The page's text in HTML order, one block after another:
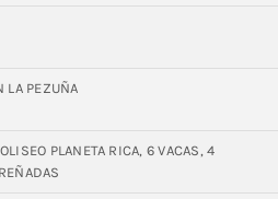
LA PEZUÑA
PLANETA RICA, 6 VACAS, 4